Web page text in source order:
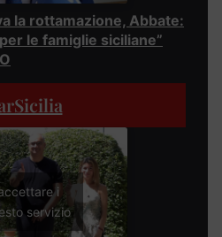
la rottamazione, Abbate:
le famiglie siciliane”
i
servizio